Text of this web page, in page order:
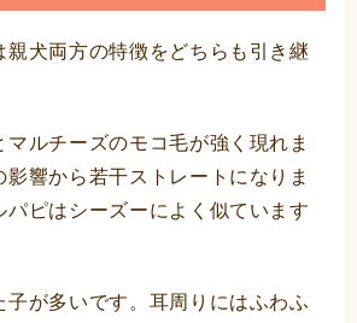
親犬両方の特徴をどちらも引き継
マルチーズのモコ毛が強く現れま
響から若干ストレートになりま
パピはシーズーによく似ています
子が多いです。耳周りにはふわふ